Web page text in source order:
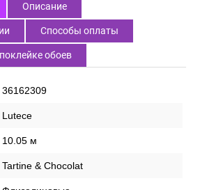
Описание
Способы оплаты
обоев
36162309
Lutece
10.05 м
Tartine & Chocolat